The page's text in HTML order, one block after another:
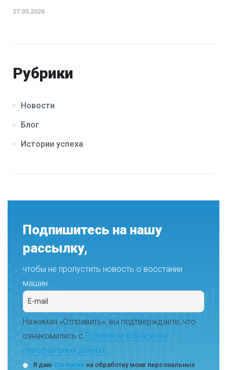
27.05.2026
Рубрики
Новости
Блог
Истории успеха
Подпишитесь на нашу
рассылку,
чтобы не пропустить новость о восстании
машин
Нажимая «Отправить», вы подтверждаете, что
ознакомились с Политикой обработки
персональных данных
Я даю Согласие на обработку моих персональных